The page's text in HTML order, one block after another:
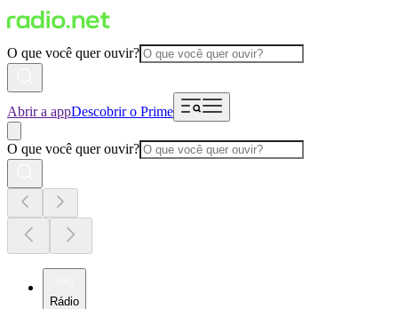
O que você quer ouvir?
Abrir a appDescobrir o Prime
O que você quer ouvir?
Rádio